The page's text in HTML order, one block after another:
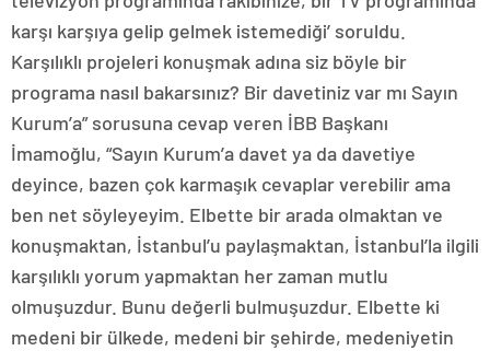
karşı karşıya gelip gelmek istemediği’ soruldu.
Karşılıklı projeleri konuşmak adına siz böyle bir
programa nasıl bakarsınız? Bir davetiniz var mı Sayın
Kurum’a” sorusuna cevap veren İBB Başkanı
İmamoğlu, “Sayın Kurum’a davet ya da davetiye
deyince, bazen çok karmaşık cevaplar verebilir ama
ben net söyleyeyim. Elbette bir arada olmaktan ve
konuşmaktan, İstanbul’u paylaşmaktan, İstanbul’la ilgili
karşılıklı yorum yapmaktan her zaman mutlu
olmuşuzdur. Bunu değerli bulmuşuzdur. Elbette ki
medeni bir ülkede, medeni bir şehirde, medeniyetin